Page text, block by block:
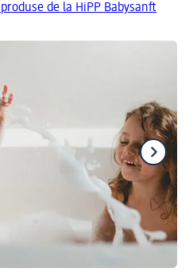
de la HiPP Babysanft